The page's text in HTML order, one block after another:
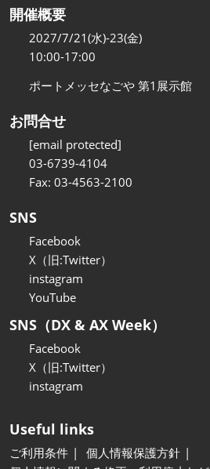
開催概要
2027/7/21(水)-23(金)
10:00-17:00
ポートメッセなごや 第1展示館
お問合せ
[email protected]
03-6739-4104
Fax: 03-4563-2100
SNS
Facebook
X（旧:Twitter）
instagram
YouTube
SNS（DX & AX Week）
Facebook
X（旧:Twitter）
instagram
Useful links
ご利用条件
個人情報保護方針